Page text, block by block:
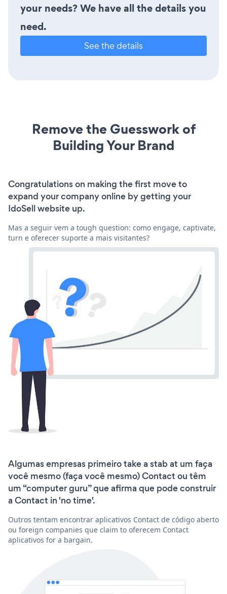
your needs? We have all the details you
need.
See the details
Remove the Guesswork of
Building Your Brand
Congratulations on making the first move to
expand your company online by getting your
IdoSell website up.
Mas a seguir vem a tough question: como engage, captivate,
turn e oferecer suporte a mais visitantes?
Algumas empresas primeiro take a stab at um faça
você mesmo (faça você mesmo) Contact ou têm
um “computer guru” que afirma que pode construir
a Contact in 'no time'.
Outros tentam encontrar aplicativos Contact de código aberto
ou foreign companies que claim to oferecem Contact
aplicativos for a bargain.